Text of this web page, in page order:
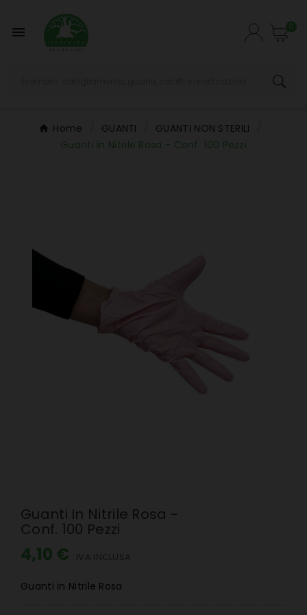
 0
Home GUANTI
GUANTI NON STERILI
Guanti in Nitrile Rosa - Conf. 100 Pezzi
Guanti In Nitrile Rosa -
Conf. 100 Pezzi
4,10 €
Guanti in Nitrile Rosa